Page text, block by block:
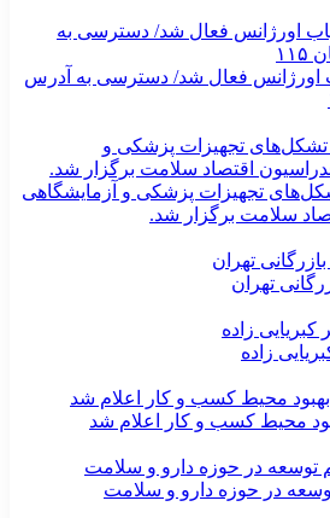
اورژانس فعال شد/ دسترسی به آدرس
تجهیزات پزشکی و آزمایشگاهی
سلامت برگزار شد.
تهران
زاده
محیط کسب و کار اعلام شد
در حوزه دارو و سلامت